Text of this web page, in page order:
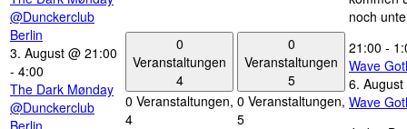
@Dunckerclub
Berlin
3. August @ 21:00
- 4:00
The Dark Mønday
@Dunckerclub
0
Veranstaltungen
4
0 Veranstaltungen,
4
0
Veranstaltungen
5
0 Veranstaltungen,
5
noch
21:00 -
Wave
6.
Wave